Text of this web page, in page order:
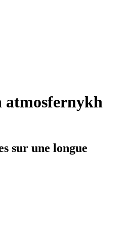
atmosfernykh
sur une longue